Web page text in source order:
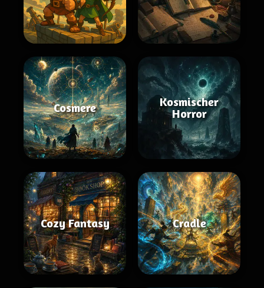
Cosmere
Kosmischer
Horror
Cozy Fantasy Cradle